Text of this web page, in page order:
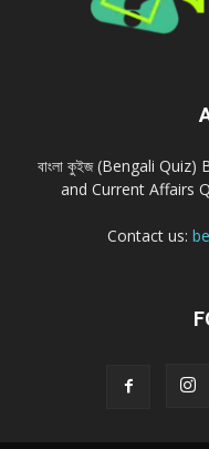
বাংলা কুইজ (Bengali
and Current Affairs
Contact us: